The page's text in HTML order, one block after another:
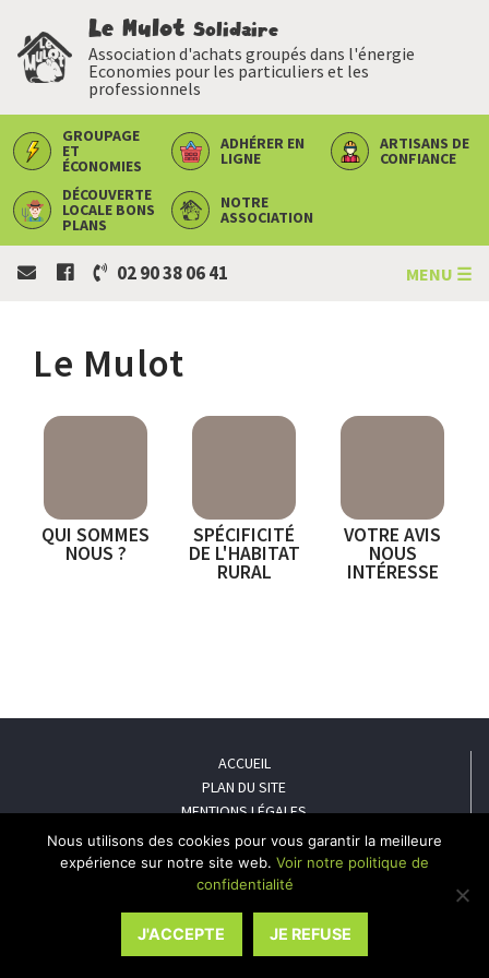
Le Mulot Solidaire
Association d'achats groupés dans l'énergie
Economies pour les particuliers et les
professionnels
GROUPAGE
ET
ÉCONOMIES
ADHÉRER EN
LIGNE
ARTISANS DE
CONFIANCE
DÉCOUVERTE
LOCALE BONS
PLANS
NOTRE
ASSOCIATION
02 90 38 06 41 MENU ☰
Le Mulot
QUI SOMMES
NOUS ?
SPÉCIFICITÉ
DE L'HABITAT
RURAL
VOTRE AVIS
NOUS
INTÉRESSE
ACCUEIL
PLAN DU SITE
MENTIONS LÉGALES
POLITIQUE DE CONFIDENTIALITÉ
CONTACT
Le Mulot - 13 rue Lann Prat Perrodeu, 56450 Theix - Téléphone : 02 90
38 06 41
Nous utilisons des cookies pour vous garantir la meilleure
expérience sur notre site web. Voir notre politique de
confidentialité
J'ACCEPTE JE REFUSE